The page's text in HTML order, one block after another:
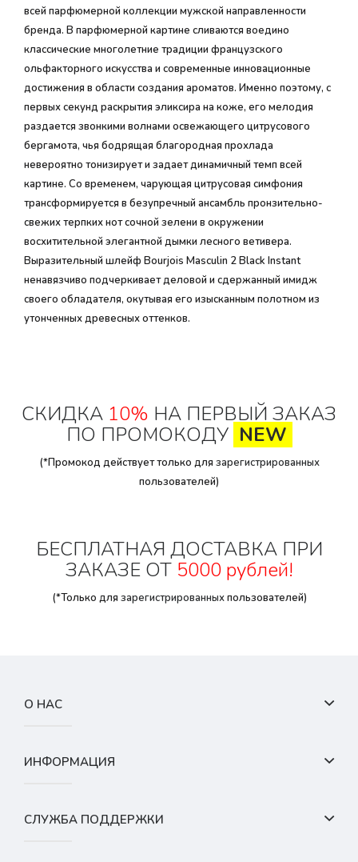
всей парфюмерной коллекции мужской направленности
бренда. В парфюмерной картине сливаются воедино
классические многолетние традиции французского
ольфакторного искусства и современные инновационные
достижения в области создания ароматов. Именно поэтому, с
первых секунд раскрытия эликсира на коже, его мелодия
раздается звонкими волнами освежающего цитрусового
бергамота, чья бодрящая благородная прохлада
невероятно тонизирует и задает динамичный темп всей
картине. Со временем, чарующая цитрусовая симфония
трансформируется в безупречный ансамбль пронзительно-
свежих терпких нот сочной зелени в окружении
восхитительной элегантной дымки лесного ветивера.
Выразительный шлейф Bourjois Masculin 2 Black Instant
ненавязчиво подчеркивает деловой и сдержанный имидж
своего обладателя, окутывая его изысканным полотном из
утонченных древесных оттенков.
СКИДКА 10% НА ПЕРВЫЙ ЗАКАЗ
ПО ПРОМОКОДУ NEW
(*Промокод действует только для зарегистрированных
пользователей)
БЕСПЛАТНАЯ ДОСТАВКА ПРИ
ЗАКАЗЕ ОТ 5000 рублей!
(*Только для зарегистрированныхпользователей)
О НАС
ИНФОРМАЦИЯ
СЛУЖБА ПОДДЕРЖКИ